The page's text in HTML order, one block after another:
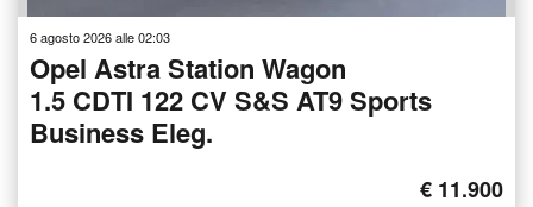
6 agosto 2026 alle 02:03
Opel Astra Station Wagon
1.5 CDTI 122 CV S&S AT9 Sports
Business Eleg.
€ 11.900